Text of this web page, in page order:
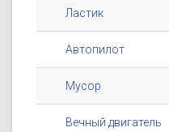
Ластик
Автопилот
Мусор
Вечный двигатель